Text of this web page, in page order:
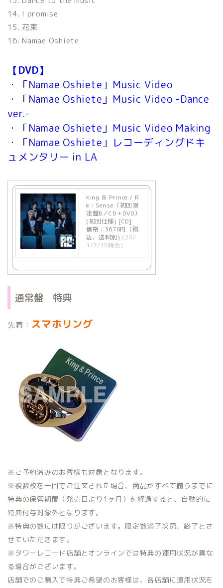
14. I promise
15. 花束
16. Namae Oshiete
【DVD】
・「Namae Oshiete」Music Video
・「Namae Oshiete」Music Video -Dance
ver.-
・「Namae Oshiete」Music Video Making
・「Namae Oshiete」レコーディングドキ
ュメンタリー in LA
King ＆ Prince / R
e：Sense（初回限
定盤B／CD＋DVD）
(初回仕様) [CD]
価格：3678円（税
込、送料別) (202
1/7/15時点)
通常盤 特典
先着： スマホリング
※ご予約済みのお客様も対象となります。
※複数枚を一回でご注文された場合、商品がすべて揃うまでに
特典の保管期間（発売日より1ヶ月）を経過すると、自動的に
特典付与対象外となります。
※特典の数には限りがございます。限定数満了次第、終了とさ
せていただきます。
※タワーレコード店舗とオンラインでは特典の運用状況が異な
る場合がございます。
店舗でのご購入で特典ご希望のお客様は、各店舗に運用状況を